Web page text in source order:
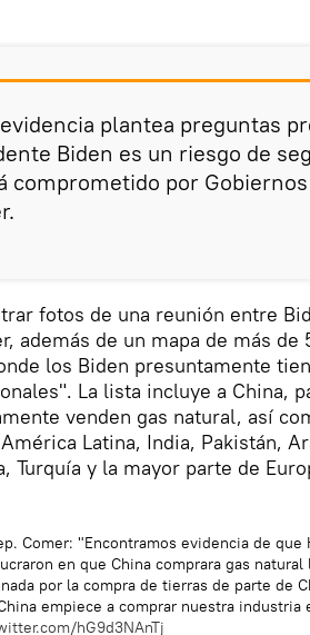
plantea preguntas
Biden es un riesgo de
comprometido por
fotos de una reunión entre
además de un mapa de más
los Biden presuntamente
La lista incluye a China,
venden gas natural, así
Latina, India, Pakistán,
Turquía y la mayor parte de
Comer: "Encontramos evidencia de que
en que China comprara gas
por la compra de tierras de parte de
empiece a comprar nuestra industria
hG9d3NAnTj